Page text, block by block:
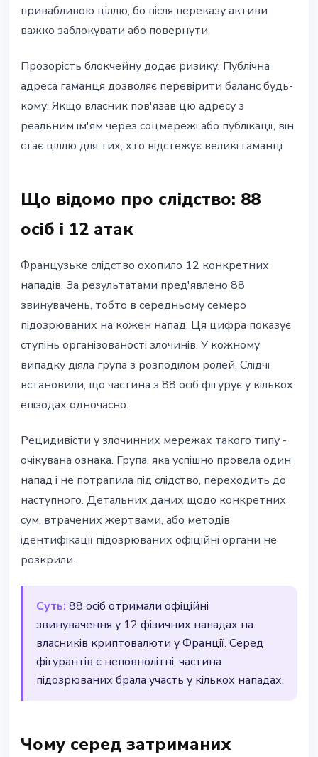
привабливою ціллю, бо після переказу активи
важко заблокувати або повернути.
Прозорість блокчейну додає ризику. Публічна
адреса гаманця дозволяє перевірити баланс будь-
кому. Якщо власник пов'язав цю адресу з
реальним ім'ям через соцмережі або публікації, він
стає ціллю для тих, хто відстежує великі гаманці.
Що відомо про слідство: 88
осіб і 12 атак
Французьке слідство охопило 12 конкретних
нападів. За результатами пред'явлено 88
звинувачень, тобто в середньому семеро
підозрюваних на кожен напад. Ця цифра показує
ступінь організованості злочинів. У кожному
випадку діяла група з розподілом ролей. Слідчі
встановили, що частина з 88 осіб фігурує у кількох
епізодах одночасно.
Рецидивісти у злочинних мережах такого типу -
очікувана ознака. Група, яка успішно провела один
напад і не потрапила під слідство, переходить до
наступного. Детальних даних щодо конкретних
сум, втрачених жертвами, або методів
ідентифікації підозрюваних офіційні органи не
розкрили.
Суть: 88 осіб отримали офіційні
звинувачення у 12 фізичних нападах на
власників криптовалюти у Франції. Серед
фігурантів є неповнолітні, частина
підозрюваних брала участь у кількох нападах.
Чому серед затриманих